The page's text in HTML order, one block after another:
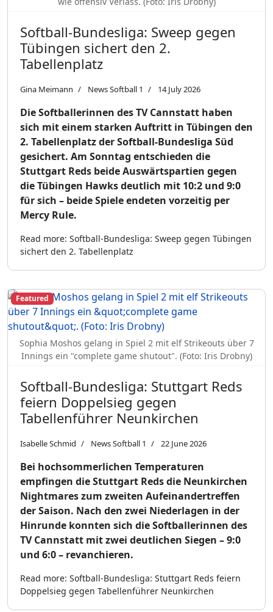
Softball-Bundesliga: Sweep gegen
Tübingen sichert den 2.
Tabellenplatz
Gina Meimann News Softball 1 14 July 2026
Die Softballerinnen des TV Cannstatt haben
sich mit einem starken Auftritt in Tübingen den
2. Tabellenplatz der Softball-Bundesliga Süd
gesichert. Am Sonntag entschieden die
Stuttgart Reds beide Auswärtspartien gegen
die Tübingen Hawks deutlich mit 10:2 und 9:0
für sich – beide Spiele endeten vorzeitig per
Mercy Rule.
Read more: Softball-Bundesliga: Sweep gegen Tübingen
sichert den 2. Tabellenplatz
Sophia Moshos gelang in Spiel 2 mit elf Strikeouts über 7
Innings ein "complete game shutout". (Foto: Iris Drobny)
Featured
Softball-Bundesliga: Stuttgart Reds
feiern Doppelsieg gegen
Tabellenführer Neunkirchen
Isabelle Schmid News Softball 1 22 June 2026
Bei hochsommerlichen Temperaturen
empfingen die Stuttgart Reds die Neunkirchen
Nightmares zum zweiten Aufeinandertreffen
der Saison. Nach den zwei Niederlagen in der
Hinrunde konnten sich die Softballerinnen des
TV Cannstatt mit zwei deutlichen Siegen – 9:0
und 6:0 – revanchieren.
Read more: Softball-Bundesliga: Stuttgart Reds feiern
Doppelsieg gegen Tabellenführer Neunkirchen